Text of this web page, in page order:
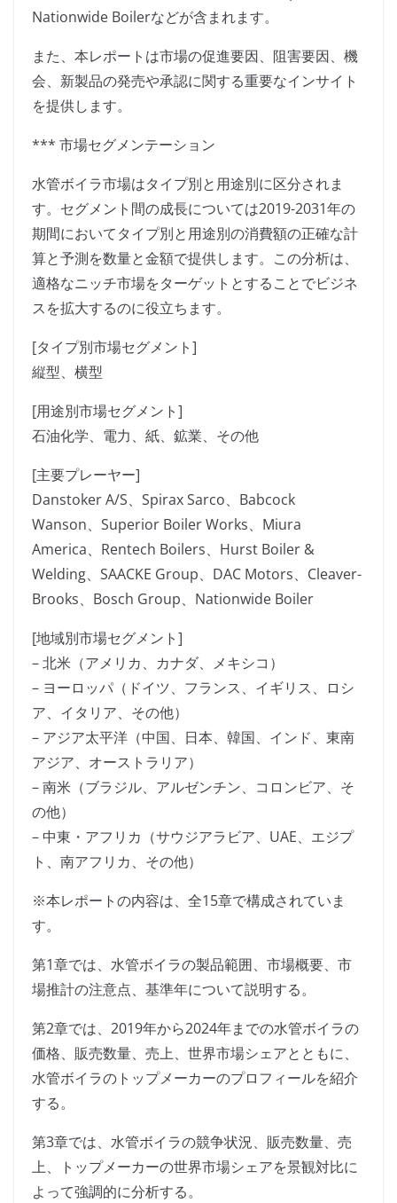
Nationwide Boilerなどが含まれます。
また、本レポートは市場の促進要因、阻害要因、機
会、新製品の発売や承認に関する重要なインサイト
を提供します。
*** 市場セグメンテーション
水管ボイラ市場はタイプ別と用途別に区分されま
す。セグメント間の成長については2019-2031年の
期間においてタイプ別と用途別の消費額の正確な計
算と予測を数量と金額で提供します。この分析は、
適格なニッチ市場をターゲットとすることでビジネ
スを拡大するのに役立ちます。
[タイプ別市場セグメント]
縦型、横型
[用途別市場セグメント]
石油化学、電力、紙、鉱業、その他
[主要プレーヤー]
Danstoker A/S、Spirax Sarco、Babcock
Wanson、Superior Boiler Works、Miura
America、Rentech Boilers、Hurst Boiler &
Welding、SAACKE Group、DAC Motors、Cleaver-
Brooks、Bosch Group、Nationwide Boiler
[地域別市場セグメント]
– 北米（アメリカ、カナダ、メキシコ）
– ヨーロッパ（ドイツ、フランス、イギリス、ロシ
ア、イタリア、その他）
– アジア太平洋（中国、日本、韓国、インド、東南
アジア、オーストラリア）
– 南米（ブラジル、アルゼンチン、コロンビア、そ
の他）
– 中東・アフリカ（サウジアラビア、UAE、エジプ
ト、南アフリカ、その他）
※本レポートの内容は、全15章で構成されていま
す。
第1章では、水管ボイラの製品範囲、市場概要、市
場推計の注意点、基準年について説明する。
第2章では、2019年から2024年までの水管ボイラの
価格、販売数量、売上、世界市場シェアとともに、
水管ボイラのトップメーカーのプロフィールを紹介
する。
第3章では、水管ボイラの競争状況、販売数量、売
上、トップメーカーの世界市場シェアを景観対比に
よって強調的に分析する。